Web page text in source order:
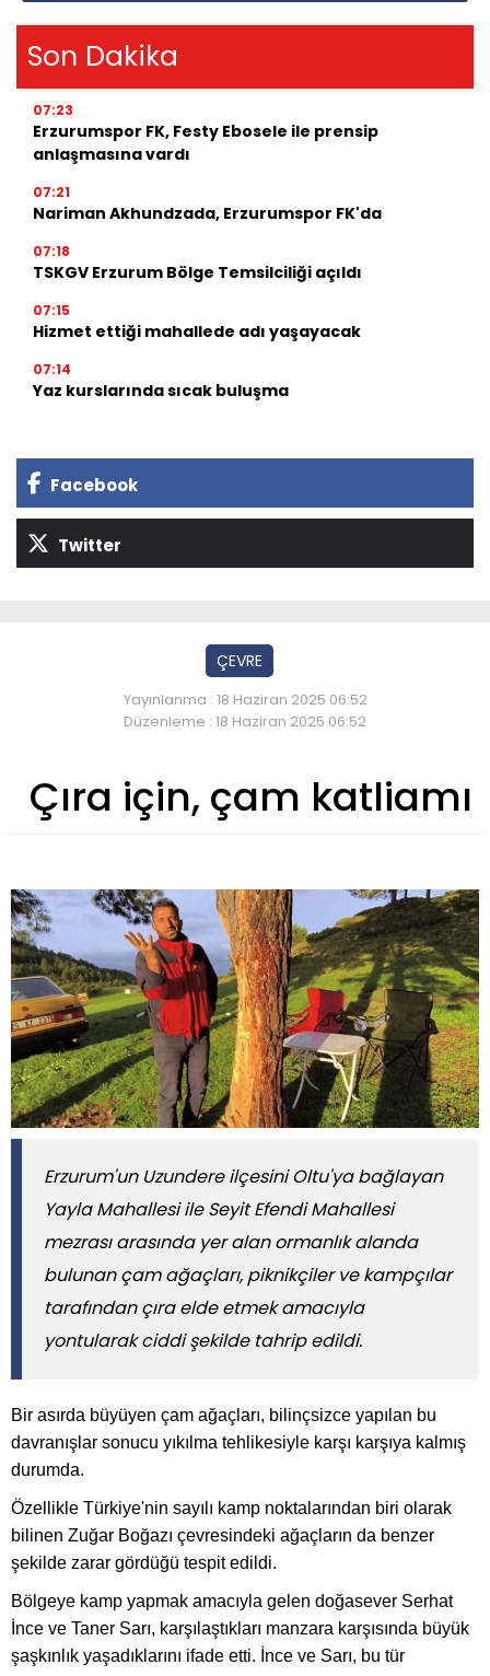
Son Dakika
07:23
Erzurumspor FK, Festy Ebosele ile prensip
anlaşmasına vardı
07:21
Nariman Akhundzada, Erzurumspor FK'da
07:18
TSKGV Erzurum Bölge Temsilciliği açıldı
07:15
Hizmet ettiği mahallede adı yaşayacak
07:14
Yaz kurslarında sıcak buluşma
Facebook
Twitter
ÇEVRE
Yayınlanma : 18 Haziran 2025 06:52
Düzenleme : 18 Haziran 2025 06:52
Çıra için, çam katliamı
Erzurum'un Uzundere ilçesini Oltu'ya bağlayan
Yayla Mahallesi ile Seyit Efendi Mahallesi
mezrası arasında yer alan ormanlık alanda
bulunan çam ağaçları, piknikçiler ve kampçılar
tarafından çıra elde etmek amacıyla
yontularak ciddi şekilde tahrip edildi.
Bir asırda büyüyen çam ağaçları, bilinçsizce yapılan bu
davranışlar sonucu yıkılma tehlikesiyle karşı karşıya kalmış
durumda.
Özellikle Türkiye'nin sayılı kamp noktalarından biri olarak
bilinen Zuğar Boğazı çevresindeki ağaçların da benzer
şekilde zarar gördüğü tespit edildi.
Bölgeye kamp yapmak amacıyla gelen doğasever Serhat
İnce ve Taner Sarı, karşılaştıkları manzara karşısında büyük
şaşkınlık yaşadıklarını ifade etti. İnce ve Sarı, bu tür